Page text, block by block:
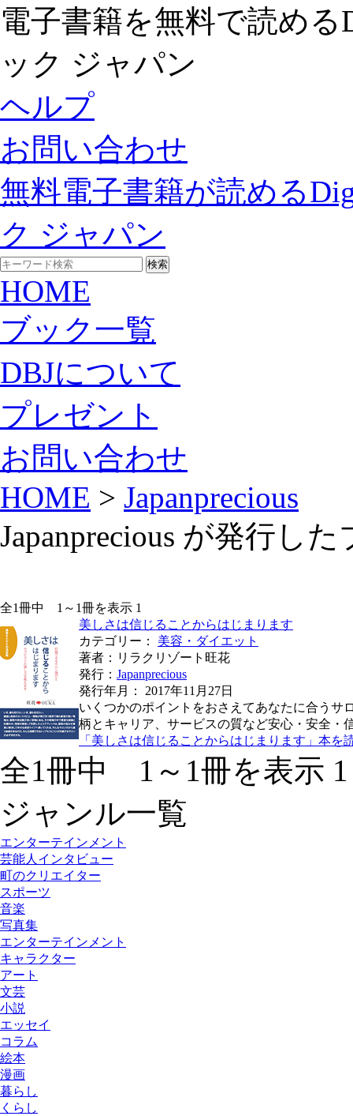
電子書籍を無料で読める
ック ジャパン
ヘルプ
お問い合わせ
無料電子書籍が読める
ク ジャパン
HOME
ブック一覧
DBJについて
プレゼント
お問い合わせ
HOME > Japanprecious
Japanprecious が発行し
全1冊中 1～1冊を表示 1
美しさは信じることからはじまります
カテゴリー： 美容・ダイエット
著者：リラクリゾート旺花
発行： Japanprecious
発行年月： 2017年11月27日
いくつかのポイントをおさえてあなたに合うサ
柄とキャリア、サービスの質など安心・安全・
「美しさは信じることからはじまります」本を
全1冊中 1～1冊を表示 1
ジャンル一覧
エンターテインメント
芸能人インタビュー
町のクリエイター
スポーツ
音楽
写真集
エンターテインメント
キャラクター
アート
文芸
小説
エッセイ
コラム
絵本
漫画
暮らし
くらし